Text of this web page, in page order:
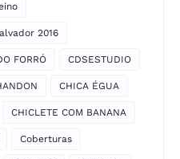
2016
FORRÓ CDSESTUDIO
CHICA ÉGUA
CHICLETE COM BANANA
Coberturas